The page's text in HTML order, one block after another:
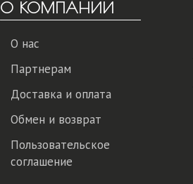
О КОМПАНИИ
О нас
Партнерам
Доставка и оплата
Обмен и возврат
Пользовательское
соглашение